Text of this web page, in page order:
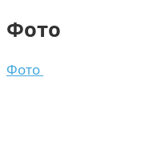
Фото
Фото